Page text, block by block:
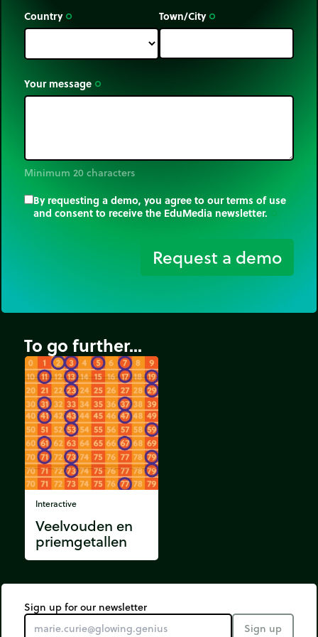
Country trip_origin Town/City trip_origin
Your message trip_origin
Minimum 20 characters
By requesting a demo, you agree to our terms of use
and consent to receive the EduMedia newsletter.
Request a demo
To go further...
Interactive
Veelvouden en
priemgetallen
Sign up for our newsletter
Sign up